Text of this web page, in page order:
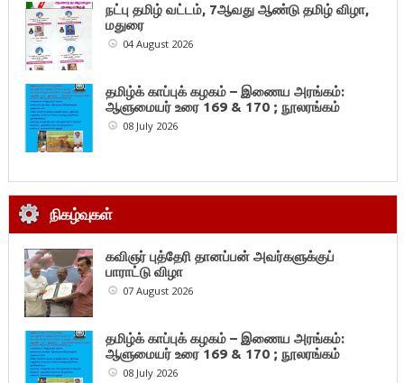
நட்பு தமிழ் வட்டம், 7ஆவது ஆண்டு தமிழ் விழா,
மதுரை
04 August 2026
தமிழ்க் காப்புக் கழகம் – இணைய அரங்கம்:
ஆளுமையர் உரை 169 & 170 ; நூலரங்கம்
08 July 2026
நிகழ்வுகள்
கவிஞர் புத்தேரி தானப்பன் அவர்களுக்குப்
பாராட்டு விழா
07 August 2026
தமிழ்க் காப்புக் கழகம் – இணைய அரங்கம்:
ஆளுமையர் உரை 169 & 170 ; நூலரங்கம்
08 July 2026